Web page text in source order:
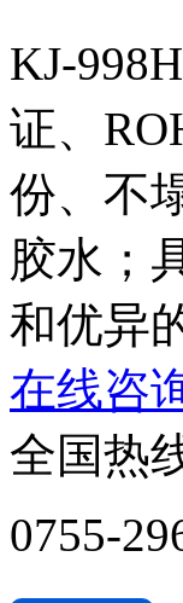
KJ-
证、
份、不
胶水；
和优异
在线咨
全国热
0755-